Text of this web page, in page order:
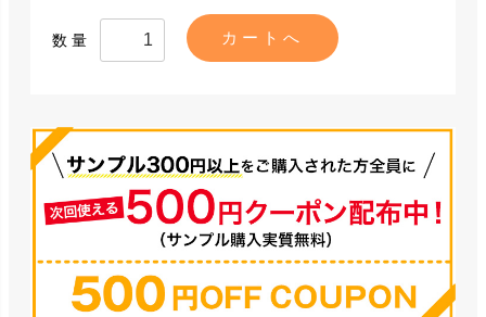
数量